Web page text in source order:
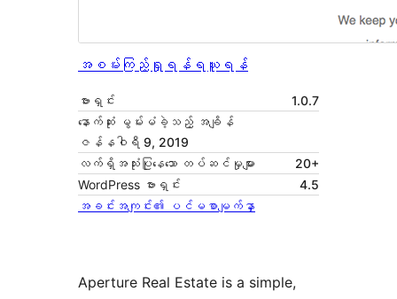
အစမ်းကြည့်ရှုရန် ရယူရန်
ဗားရှင်း
1.0.7
နောက်ဆုံး မွမ်းမံခဲ့သည့် အချိန်
ဇန်နဝါရီ 9, 2019
လက်ရှိအသုံးပြုနေသော တပ်ဆင်မှုများ
20+
WordPress ဗားရှင်း
4.5
အခင်းအကျင်း၏ ပင်မစာမျက်နှာ
Aperture Real Estate is a simple,